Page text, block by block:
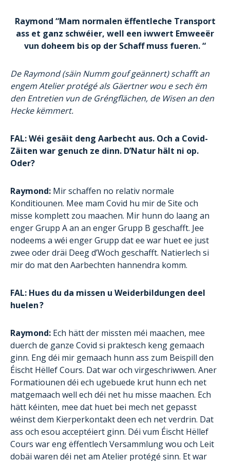
Raymond “Mam normalen ëffentleche Transport
ass et ganz schwéier, well een iwwert Emweeër
vun doheem bis op der Schaff muss fueren. “
De Raymond (säin Numm gouf geännert) schafft an
engem Atelier protégé als Gäertner wou e sech ëm
den Entretien vun de Gréngflächen, de Wisen an den
Hecke këmmert.
FAL: Wéi gesäit deng Aarbecht aus. Och a Covid-
Zäiten war genuch ze dinn. D’Natur hält ni op.
Oder?
Raymond: Mir schaffen no relativ normale
Konditiounen. Mee mam Covid hu mir de Site och
misse komplett zou maachen. Mir hunn do laang an
enger Grupp A an an enger Grupp B geschafft. Jee
nodeems a wéi enger Grupp dat ee war huet ee just
zwee oder dräi Deeg d’Woch geschafft. Natierlech si
mir do mat den Aarbechten hannendra komm.
FAL: Hues du da missen u Weiderbildungen deel
huelen ?
Raymond: Ech hätt der missten méi maachen, mee
duerch de ganze Covid si praktesch keng gemaach
ginn. Eng déi mir gemaach hunn ass zum Beispill den
Éischt Hëllef Cours. Dat war och virgeschriwwen. Aner
Formatiounen déi ech ugebuede krut hunn ech net
matgemaach well ech déi net hu misse maachen. Ech
hätt kéinten, mee dat huet bei mech net gepasst
wéinst dem Kierperkontakt deen ech net verdrin. Dat
ass och esou acceptéiert ginn. Déi vum Éischt Hëllef
Cours war eng ëffentlech Versammlung wou och Leit
dobäi waren déi net am Atelier protégé sinn. Et war